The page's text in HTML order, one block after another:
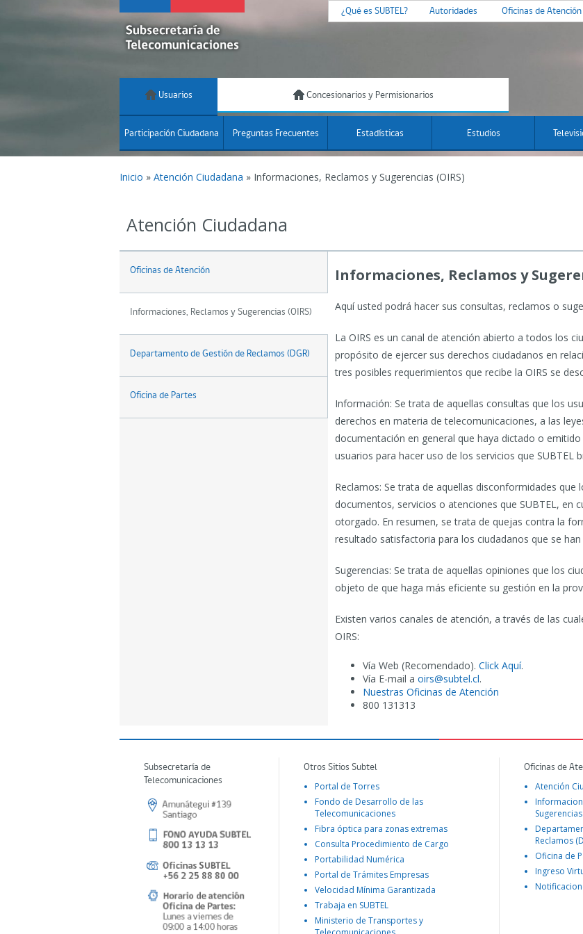
¿Qué es SUBTEL? Autoridades Oficinas de Atención
Usuarios Concesionarios y Permisionarios
Participación Ciudadana Preguntas Frecuentes Estadísticas Estudios
Inicio » Atención Ciudadana » Informaciones, Reclamos y Sugerencias (OIRS)
Atención Ciudadana
Oficinas de Atención
Informaciones, Reclamos y Sugerencias (OIRS)
Departamento de Gestión de Reclamos (DGR)
Oficina de Partes
Informaciones, Reclamos y
Aquí usted podrá hacer sus consultas, reclamos o
La OIRS es un canal de atención abierto a todos los
propósito de ejercer sus derechos ciudadanos en
tres posibles requerimientos que recibe la OIRS se
Información: Se trata de aquellas consultas que los
derechos en materia de telecomunicaciones, a las
documentación en general que haya dictado o
usuarios para hacer uso de los servicios que SUBTEL
Reclamos: Se trata de aquellas disconformidades
documentos, servicios o atenciones que SUBTEL, en
otorgado. En resumen, se trata de quejas contra la
resultado satisfactoria para los ciudadanos que se
Sugerencias: Se trata de aquellas opiniones que los
objeto de que haga más eficiente su gestión en la
Existen varios canales de atención, a través de las
OIRS:
Vía Web (Recomendado). Click Aquí.
Vía E-mail a oirs@subtel.cl.
Nuestras Oficinas de Atención
800 131313
Subsecretaría de
Telecomunicaciones
Otros Sitios Subtel
Portal de Torres
Fondo de Desarrollo de las
Telecomunicaciones
Fibra óptica para zonas extremas
Consulta Procedimiento de Cargo
Portabilidad Numérica
Portal de Trámites Empresas
Velocidad Mínima Garantizada
Trabaja en SUBTEL
Ministerio de Transportes y
Oficinas de
Atención
Sugerencias
Reclamos
Oficina de
Ingreso